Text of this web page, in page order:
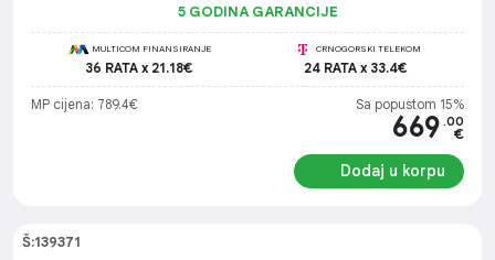
5 GODINA GARANCIJE
MULTICOM FINANSIRANJE
36 RATA x 21.18€
CRNOGORSKI TELEKOM
24 RATA x 33.4€
MP cijena: 789.4€ Sa popustom 15%
669 .00
€
Dodaj u korpu
Š:139371